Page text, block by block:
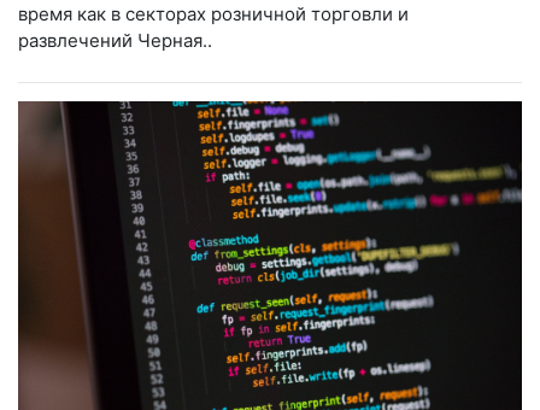
время как в секторах розничной торговли и
развлечений Черная..